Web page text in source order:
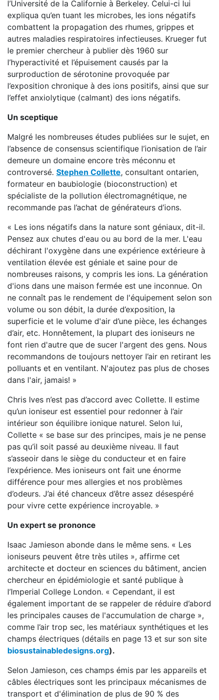
l’Université de la Californie à Berkeley. Celui-ci lui
expliqua qu’en tuant les microbes, les ions négatifs
combattent la propagation des rhumes, grippes et
autres maladies respiratoires infectieuses. Krueger fut
le premier chercheur à publier dès 1960 sur
l’hyperactivité et l’épuisement causés par la
surproduction de sérotonine provoquée par
l’exposition chronique à des ions positifs, ainsi que sur
l’effet anxiolytique (calmant) des ions négatifs.
Un sceptique
Malgré les nombreuses études publiées sur le sujet, en
l’absence de consensus scientifique l’ionisation de l’air
demeure un domaine encore très méconnu et
controversé. Stephen Collette, consultant ontarien,
formateur en baubiologie (bioconstruction) et
spécialiste de la pollution électromagnétique, ne
recommande pas l’achat de générateurs d’ions.
« Les ions négatifs dans la nature sont géniaux, dit-il.
Pensez aux chutes d'eau ou au bord de la mer. L'eau
déchirant l'oxygène dans une expérience extérieure à
ventilation élevée est géniale et saine pour de
nombreuses raisons, y compris les ions. La génération
d'ions dans une maison fermée est une inconnue. On
ne connaît pas le rendement de l'équipement selon son
volume ou son débit, la durée d’exposition, la
superficie et le volume d'air d’une pièce, les échanges
d’air, etc. Honnêtement, la plupart des ioniseurs ne
font rien d'autre que de sucer l'argent des gens. Nous
recommandons de toujours nettoyer l’air en retirant les
polluants et en ventilant. N'ajoutez pas plus de choses
dans l'air, jamais! »
Chris Ives n’est pas d’accord avec Collette. Il estime
qu’un ioniseur est essentiel pour redonner à l’air
intérieur son équilibre ionique naturel. Selon lui,
Collette « se base sur des principes, mais je ne pense
pas qu’il soit passé au deuxième niveau. Il faut
s’asseoir dans le siège du conducteur et en faire
l’expérience. Mes ioniseurs ont fait une énorme
différence pour mes allergies et nos problèmes
d’odeurs. J’ai été chanceux d’être assez désespéré
pour vivre cette expérience incroyable. »
Un expert se prononce
Isaac Jamieson abonde dans le même sens. « Les
ioniseurs peuvent être très utiles », affirme cet
architecte et docteur en sciences du bâtiment, ancien
chercheur en épidémiologie et santé publique à
l’Imperial College London. « Cependant, il est
également important de se rappeler de réduire d’abord
les principales causes de l'accumulation de charge »,
comme l’air trop sec, les matériaux synthétiques et les
champs électriques (détails en page 13 et sur son site
biosustainabledesigns.org).
Selon Jamieson, ces champs émis par les appareils et
câbles électriques sont les principaux mécanismes de
transport et d'élimination de plus de 90 % des